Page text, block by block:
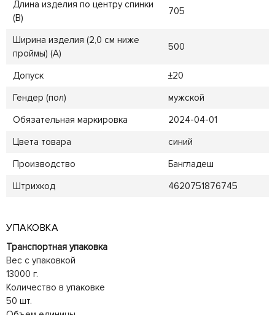
Длина изделия по центру спинки
(B)
705
Ширина изделия (2,0 см ниже
проймы) (A)
500
Допуск
±20
Гендер (пол)
мужской
Обязательная маркировка
2024-04-01
Цвета товара
синий
Производство
Бангладеш
Штрихкод
4620751876745
УПАКОВКА
Транспортная упаковка
Вес с упаковкой
13000 г.
Количество в упаковке
50 шт.